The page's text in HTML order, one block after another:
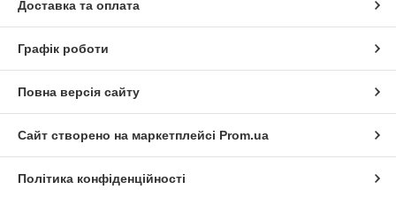
Доставка та оплата
Графік роботи
Повна версія сайту
Сайт створено на маркетплейсі Prom.ua
Політика конфіденційності